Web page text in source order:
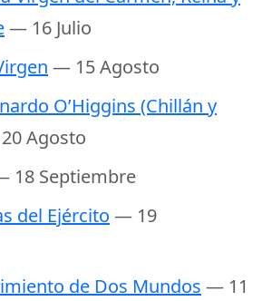
— 16 Julio
— 15 Agosto
O’Higgins (Chillán y
Agosto
18 Septiembre
del Ejército — 19
de Dos Mundos — 11